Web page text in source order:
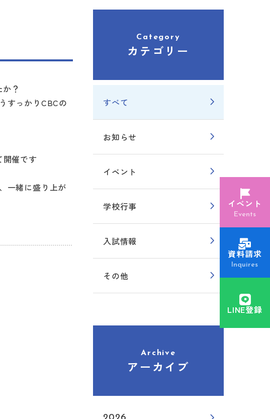
？
すっかりCBCの
催です
一緒に盛り上が
Category
カテゴリー
すべて
お知らせ
イベント
学校行事
入試情報
その他
Archive
アーカイブ
イベント
Events
資料請求
Inquires
LINE登録